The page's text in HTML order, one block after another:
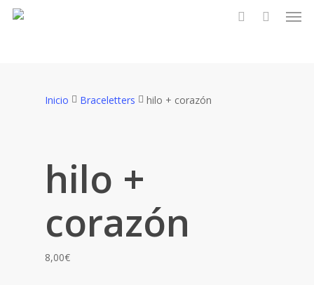
Skip
Inicio Braceletters hilo + corazón
hilo +
corazón
8,00€